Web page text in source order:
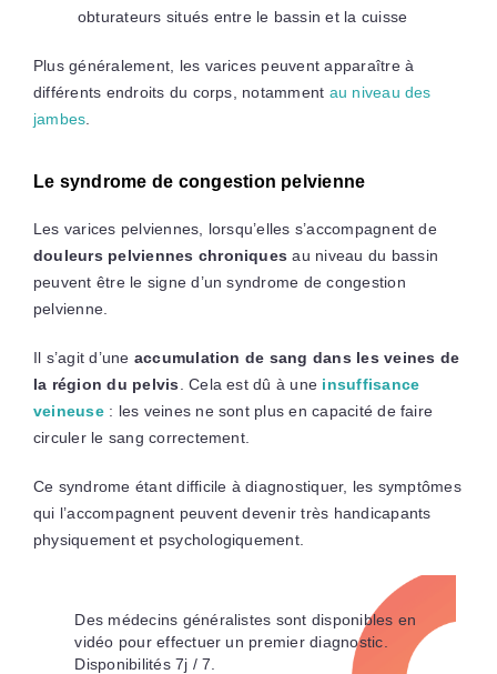
obturateurs situés entre le bassin et la cuisse
Plus généralement, les varices peuvent apparaître à
différents endroits du corps, notamment au niveau des
jambes
Le syndrome de congestion pelvienne
Les varices pelviennes, lorsqu’elles s’accompagnent de
douleurs pelviennes chroniques au niveau du bassin
peuvent être le signe d’un syndrome de congestion
pelvienne.
Il s’agit d’une accumulation de sang dans les veines de
la région du pelvis . Cela est dû à une insuffisance
veineuse: les veines ne sont plus en capacité de faire
circuler le sang correctement.
Ce syndrome étant difficile à diagnostiquer, les symptômes
qui l’accompagnent peuvent devenir très handicapants
physiquement et psychologiquement.
Des médecins généralistes sont disponibles en
vidéo pour effectuer un premier diagnostic.
Disponibilités 7j / 7.